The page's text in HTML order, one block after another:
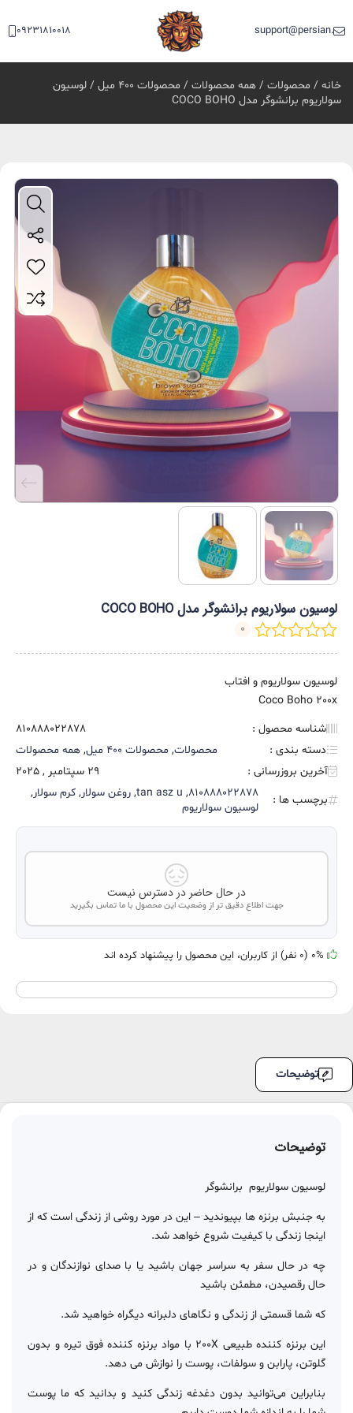
09231810018
خانه / محصولات / همه محصولات / محصولات 400 میل
/ لوسیون
سولاریوم برانشوگر مدل COCO BOHO
لوسیون سولاریوم برانشوگر مدل COCO BOHO
0
لوسیون سولاریوم و افتاب
Coco Boho 200x
شناسه محصول :
810888022878
دسته بندی :
محصولات, محصولات 400 میل , همه محصولات
آخرین بروزرسانی :
29 سپتامبر , 2025
برچسب ها :
810888022878
,
tan asz u
, روغن سولار , کرم سولار ,
لوسیون سولاریوم
در حال حاضر در دسترس نیست
جهت اطلاع دقیق تر از وضعیت این محصول با ما تماس بگیرید
توضیحات
توضیحات
لوسیون سولاریوم برانشوگر
به جنبش برنزه ها بپیوندید – این در مورد روشی از زندگی است که از
اینجا زندگی با کیفیت شروع خواهد شد.
چه در حال سفر به سراسر جهان باشید یا با صدای نوازندگان و در
حال رقصیدن، مطمئن باشید
که شما قسمتی از زندگی و نگاهای دلبرانه دیگراه خواهید شد.
این برنزه کننده طبیعی 200X با مواد برنزه کننده فوق تیره و بدون
گلوتن، پارابن و سولفات، پوست را نوازش می دهد.
بنابراین می‌توانید بدون دغدغه زندگی کنید و بدانید که ما پوست